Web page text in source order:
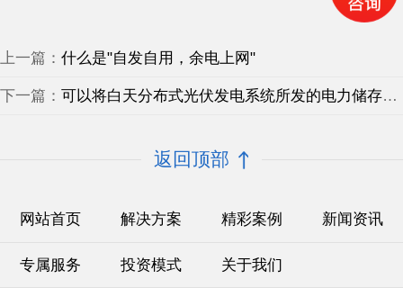
上一篇： 什么是"自发自用，余电上网"
下一篇： 可以将白天分布式光伏发电系统所发的电力储存起来用作夜晚照明吗
返回顶部
网站首页 解决方案 精彩案例 新闻资讯
专属服务 投资模式 关于我们